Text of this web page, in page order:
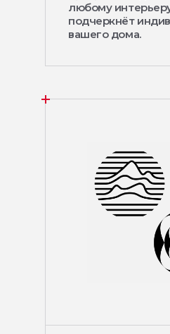
любому
подчеркнёт
вашего дома.